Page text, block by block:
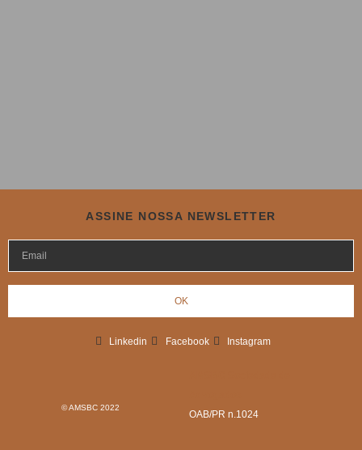
ASSINE NOSSA NEWSLETTER
OK
Linkedin Facebook Instagram
© AMSBC 2022
OAB/PR n.1024